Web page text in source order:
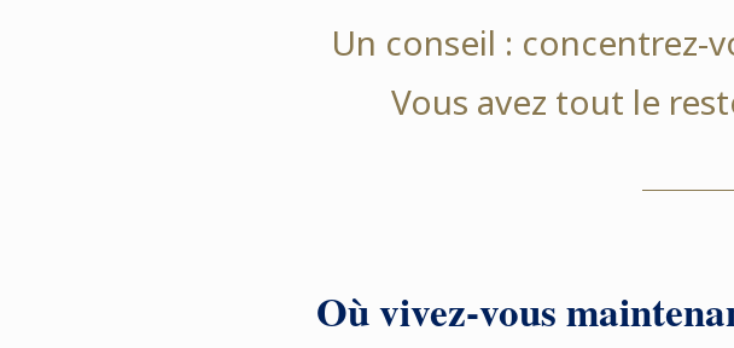
Un conseil : concentrez-
Vous avez tout le
Où vivez-vous